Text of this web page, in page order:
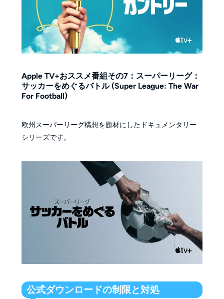
Apple TV+おススメ番組その7：スーパーリーグ：
サッカーをめぐるバトル (Super League: The War
For Football)
欧州スーパーリーグ構想を題材にしたドキュメンタリー
シリーズです。
公式ダウンロードの制限と対処